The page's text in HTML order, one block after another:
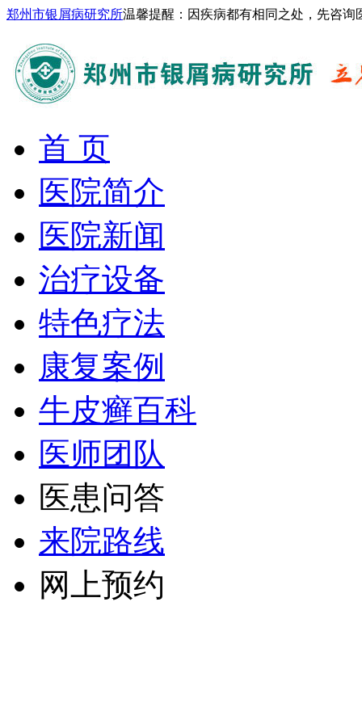
郑州市银屑病研究所温馨提醒：因疾病都有相同之处，先咨
首 页
医院简介
医院新闻
治疗设备
特色疗法
康复案例
牛皮癣百科
医师团队
医患问答
来院路线
网上预约